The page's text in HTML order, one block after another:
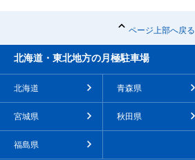
ページ上部へ戻る
北海道・東北地方の月極駐車場
北海道 青森県
宮城県 秋田県
福島県